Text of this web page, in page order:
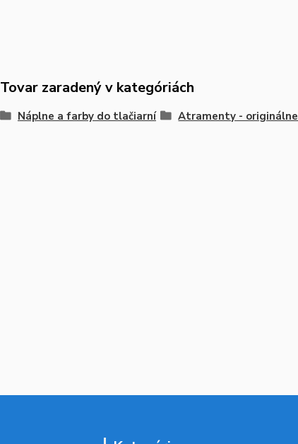
Tovar zaradený v kategóriách
Náplne a farby do tlačiarní Atramenty - originálne